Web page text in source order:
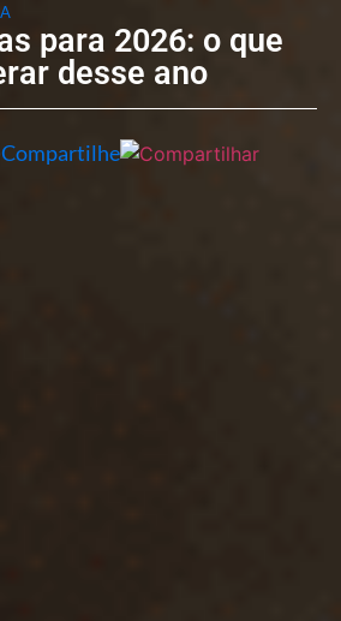
para 2026: o que
desse ano
Compartilhe